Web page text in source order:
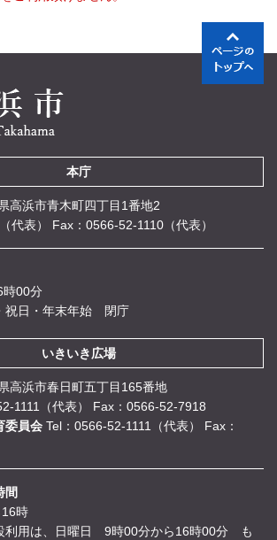
本庁
浜市青木町四丁目1番地2
代表）
Fax：0566-52-1110（代表）
時00分
祝日・年末年始 閉庁
いきいき広場
浜市春日町五丁目165番地
1111（代表）
Fax：0566-52-7918
委員会 Tel：0566-52-1111（代表）
Fax：
間
時
利用は、日曜日 9時00分から16時00分 も